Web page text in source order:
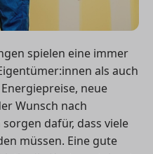
spielen eine immer
als auch
neue
Wunsch nach
dafür, dass viele
müssen. Eine gute